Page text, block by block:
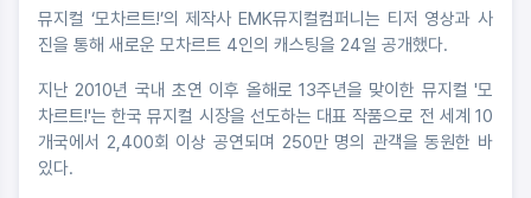
뮤지컬 ‘모차르트!’의 제작사 EMK뮤지컬컴퍼니는 티저 영상과 사
진을 통해 새로운 모차르트 4인의 캐스팅을 24일 공개했다.
지난 2010년 국내 초연 이후 올해로 13주년을 맞이한 뮤지컬 '모
차르트!'는 한국 뮤지컬 시장을 선도하는 대표 작품으로 전 세계 10
개국에서 2,400회 이상 공연되며 250만 명의 관객을 동원한 바
있다.